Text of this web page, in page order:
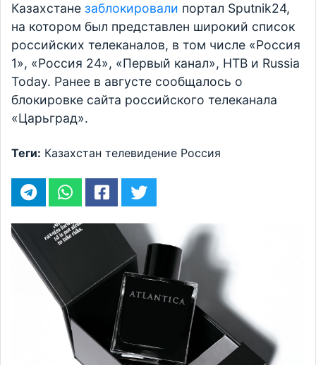
Казахстане заблокировали портал Sputnik24,
на котором был представлен широкий список
российских телеканалов, в том числе «Россия
1», «Россия 24», «Первый канал», НТВ и Russia
Today. Ранее в августе сообщалось о
блокировке сайта российского телеканала
«Царьград».
Теги: Казахстан телевидение Россия